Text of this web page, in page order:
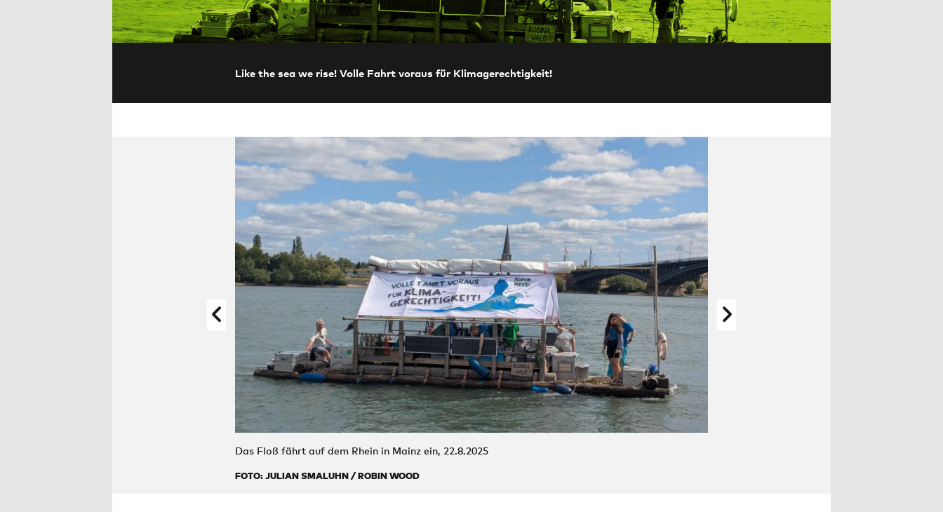
Like the sea we rise! Volle Fahrt voraus für Klimagerechtigkeit!
Das Floß fährt auf dem Rhein in Mainz ein, 22.8.2025
FOTO: JULIAN SMALUHN / ROBIN WOOD